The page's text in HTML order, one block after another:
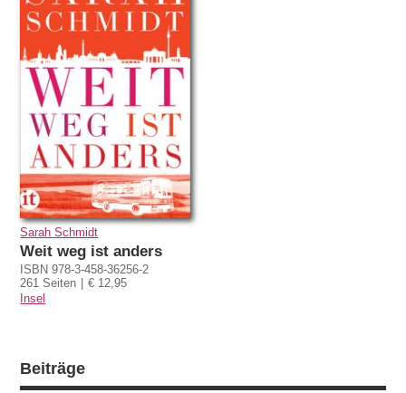
Sarah Schmidt
Weit weg ist anders
ISBN 978-3-458-36256-2
261 Seiten
€ 12,95
Insel
Beiträge